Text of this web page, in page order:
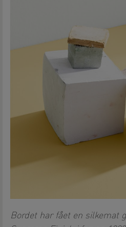
Bordet har fået en silkemat